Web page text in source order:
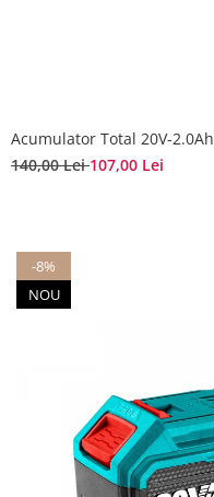
Acumulator Total 20V-2.0Ah
140,00 Lei107,00 Lei
-8%
NOU